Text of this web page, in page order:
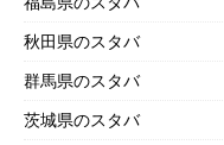
秋田県のスタバ
群馬県のスタバ
茨城県のスタバ